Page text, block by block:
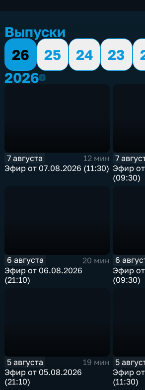
Выпуски
26
25 24 23
20262026
7 августа
12 мин
Эфир от 07.08.2026 (11:30)
7
Эфир
(09:30)
6 августа
20 мин
Эфир от 06.08.2026
(21:10)
6
Эфир
(09:30)
5 августа
19 мин
Эфир от 05.08.2026
(21:10)
5
Эфир
(11:30)